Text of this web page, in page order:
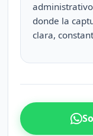
donde la
clara,